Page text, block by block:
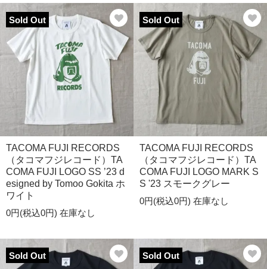
Sold Out
TACOMA FUJI RECORDS
（タコマフジレコード）TA
COMA FUJI LOGO SS ’23 d
esigned by Tomoo Gokita ホ
ワイト
0円(税込0円) 在庫なし
Sold Out
TACOMA FUJI RECORDS
（タコマフジレコード）TA
COMA FUJI LOGO MARK S
S '23 スモークグレー
0円(税込0円) 在庫なし
Sold Out Sold Out